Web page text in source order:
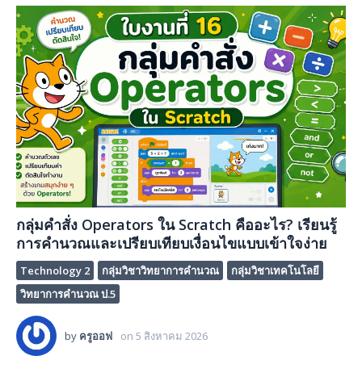
กลุ่มคำสั่ง Operators ใน Scratch คืออะไร? เรียนรู้
การคำนวณและเปรียบเทียบเงื่อนไขแบบเข้าใจง่าย
Technology 2 กลุ่มวิชาวิทยาการคำนวณ
กลุ่มวิชาเทคโนโลยี
วิทยาการคำนวณ ป.5
by ครูออฟ on 5 สิงหาคม 2026